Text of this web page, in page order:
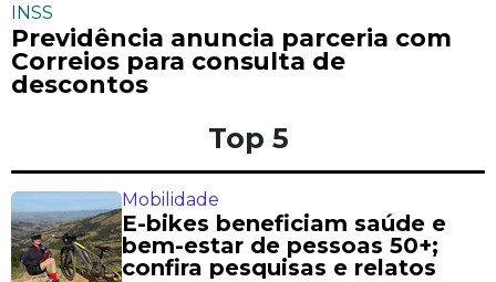
INSS
Previdência anuncia parceria com
Correios para consulta de
descontos
Top 5
Mobilidade
E-bikes beneficiam saúde e
bem-estar de pessoas 50+;
confira pesquisas e relatos